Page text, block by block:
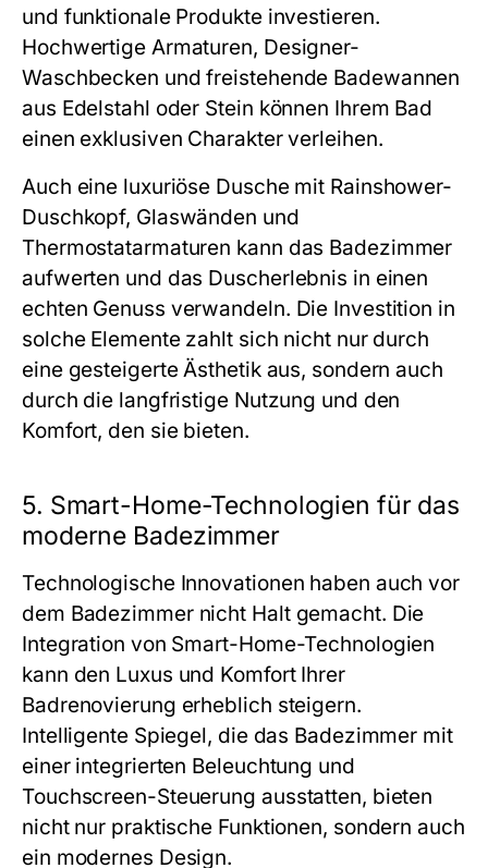
und funktionale Produkte investieren.
Hochwertige Armaturen, Designer-
Waschbecken und freistehende Badewannen
aus Edelstahl oder Stein können Ihrem Bad
einen exklusiven Charakter verleihen.
Auch eine luxuriöse Dusche mit Rainshower-
Duschkopf, Glaswänden und
Thermostatarmaturen kann das Badezimmer
aufwerten und das Duscherlebnis in einen
echten Genuss verwandeln. Die Investition in
solche Elemente zahlt sich nicht nur durch
eine gesteigerte Ästhetik aus, sondern auch
durch die langfristige Nutzung und den
Komfort, den sie bieten.
5. Smart-Home-Technologien für das
moderne Badezimmer
Technologische Innovationen haben auch vor
dem Badezimmer nicht Halt gemacht. Die
Integration von Smart-Home-Technologien
kann den Luxus und Komfort Ihrer
Badrenovierung erheblich steigern.
Intelligente Spiegel, die das Badezimmer mit
einer integrierten Beleuchtung und
Touchscreen-Steuerung ausstatten, bieten
nicht nur praktische Funktionen, sondern auch
ein modernes Design.